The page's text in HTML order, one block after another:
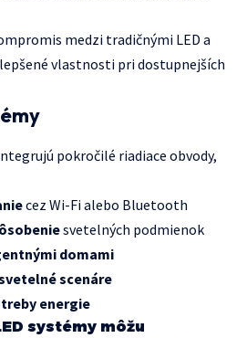
medzi tradičnými LED a
vlastnosti pri dostupnejších
pokročilé riadiace obvody,
cez Wi-Fi alebo Bluetooth
svetelných podmienok
domami
scenáre
energie
systémy môžu